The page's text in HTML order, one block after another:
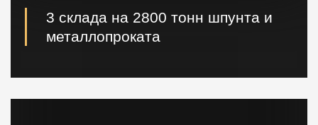
3 склада на 2800 тонн шпунта и
металлопроката